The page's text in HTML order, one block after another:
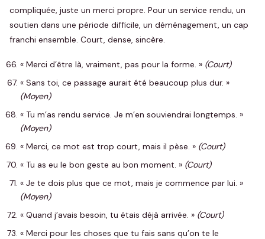
compliquée, juste un merci propre. Pour un service rendu, un
soutien dans une période difficile, un déménagement, un cap
franchi ensemble. Court, dense, sincère.
« Merci d’être là, vraiment, pas pour la forme. » (Court)
« Sans toi, ce passage aurait été beaucoup plus dur. »
(Moyen)
« Tu m’as rendu service. Je m’en souviendrai longtemps. »
(Moyen)
« Merci, ce mot est trop court, mais il pèse. » (Court)
« Tu as eu le bon geste au bon moment. » (Court)
« Je te dois plus que ce mot, mais je commence par lui. »
(Moyen)
« Quand j’avais besoin, tu étais déjà arrivée. » (Court)
« Merci pour les choses que tu fais sans qu’on te le